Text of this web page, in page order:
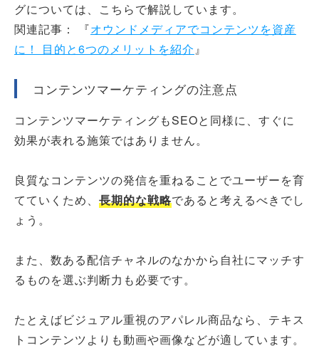
グについては、こちらで解説しています。
関連記事： 『オウンドメディアでコンテンツを資産
に！ 目的と6つのメリットを紹介』
コンテンツマーケティングの注意点
コンテンツマーケティングもSEOと同様に、すぐに
効果が表れる施策ではありません。
良質なコンテンツの発信を重ねることでユーザーを育
てていくため、 長期的な戦略であると考えるべきでし
ょう。
また、数ある配信チャネルのなかから自社にマッチす
るものを選ぶ判断力も必要です。
たとえばビジュアル重視のアパレル商品なら、テキス
トコンテンツよりも動画や画像などが適しています。